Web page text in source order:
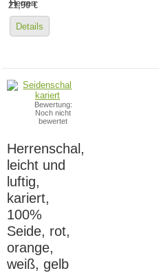
Herren
21,90 €
Details
Bewertung:
Noch nicht
bewertet
Herrenschal,
leicht und
luftig,
kariert,
100%
Seide, rot,
orange,
weiß, gelb